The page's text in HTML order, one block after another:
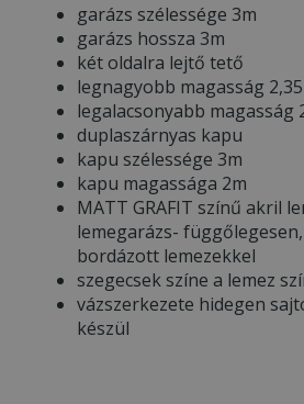
garázs szélessége 3m
garázs hossza 3m
két oldalra lejtő tető
legnagyobb magasság
legalacsonyabb magasság
duplaszárnyas kapu
kapu szélessége 3m
kapu magassága 2m
MATT GRAFIT színű akril
lemegarázs-
bordázott lemezekkel
szegecsek színe a lemez
vázszerkezete hidegen
készül